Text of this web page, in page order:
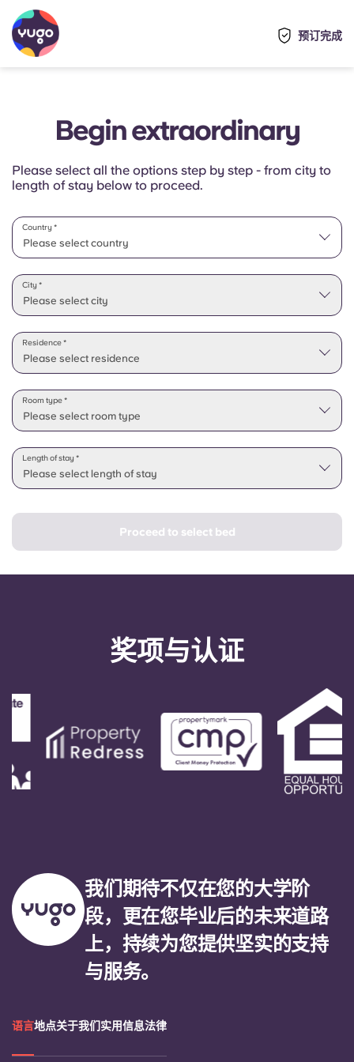
预订完成
Begin extraordinary
Please select all the options step by step - from city to
length of stay below to proceed.
Please select country
Country *
Please select state
Please select city
City *
Please select residence
Residence *
Please select room type
Room type *
Please select length of stay
Length of stay *
Proceed to select bed
奖项与认证
我们期待不仅在您的大学阶
段，更在您毕业后的未来道路
上，持续为您提供坚实的支持
与服务。
语言地点关于我们实用信息法律